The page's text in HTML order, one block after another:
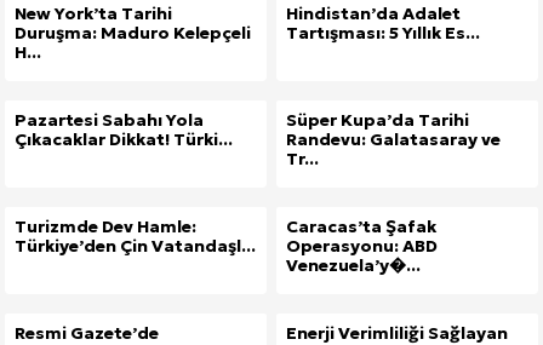
New York’ta Tarihi
Duruşma: Maduro Kelepçeli
H...
Hindistan’da Adalet
Tartışması: 5 Yıllık Es...
Pazartesi Sabahı Yola
Çıkacaklar Dikkat! Türki...
Süper Kupa’da Tarihi
Randevu: Galatasaray ve
Tr...
Turizmde Dev Hamle:
Türkiye’den Çin Vatandaşl...
Caracas’ta Şafak
Operasyonu: ABD
Venezuela’y�...
Resmi Gazete’de
Enerji Verimliliği Sağlayan
Site İçi (On-Page) SEO Hizmeti: Web Sitenizin